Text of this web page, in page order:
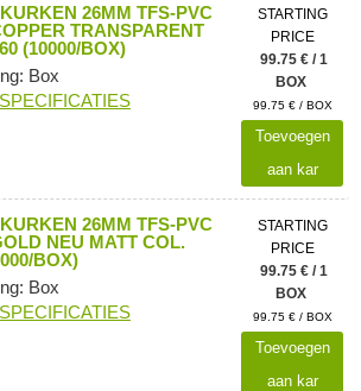
26MM TFS-PVC
TRANSPARENT
(10000/BOX)
Box
STARTING
PRICE
99.75 € / 1
BOX
99.75 € / BOX
Toevoegen
aan kar
26MM TFS-PVC
NEU MATT COL.
BOX)
Box
STARTING
PRICE
99.75 € / 1
BOX
99.75 € / BOX
Toevoegen
aan kar